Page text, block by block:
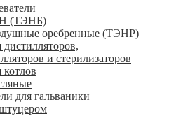
(ТЭНБ)
оребренные (ТЭНР)
и стерилизаторов
для гальваники